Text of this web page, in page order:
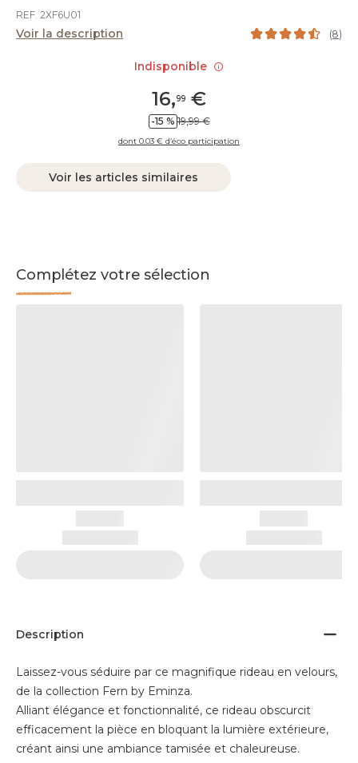
REF. 2XF6U01
Voir la description (8)
16,99 €
-15 % 19,99 €
dont 0.03 € d’éco participation
Voir les articles similaires
Complétez votre sélection
Description
Laissez-vous séduire par ce magnifique rideau en velours,
de la collection Fern by Eminza.
Alliant élégance et fonctionnalité, ce rideau obscurcit
efficacement la pièce en bloquant la lumière extérieure,
créant ainsi une ambiance tamisée et chaleureuse.